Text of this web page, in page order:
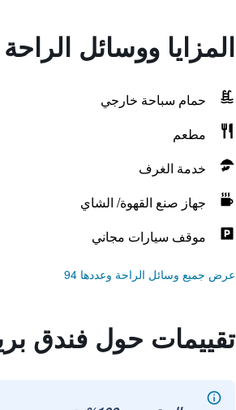
المزايا ووسائل
حمام سباحة خارجي
مطعم
خدمة الغرف
جهاز صنع القهوة/ الشاي
موقف سيارات مجاني
عرض جميع وسائل الراحة وعددها 94
تقييمات حول فندق